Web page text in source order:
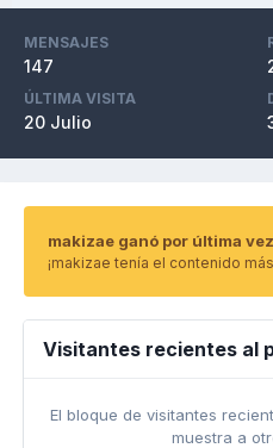
MENSAJES
147
ÚLTIMA VISITA
20 Julio
makizae ganó por última
¡makizae tenía el contenido
Visitantes recientes al
El bloque de visitantes
muestra a